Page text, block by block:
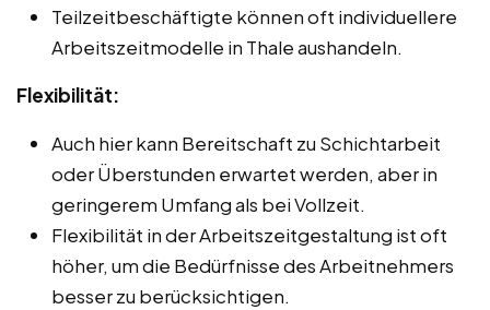
Teilzeitbeschäftigte können oft individuellere
Arbeitszeitmodelle in Thale aushandeln.
Flexibilität:
Auch hier kann Bereitschaft zu Schichtarbeit
oder Überstunden erwartet werden, aber in
geringerem Umfang als bei Vollzeit.
Flexibilität in der Arbeitszeitgestaltung ist oft
höher, um die Bedürfnisse des Arbeitnehmers
besser zu berücksichtigen.